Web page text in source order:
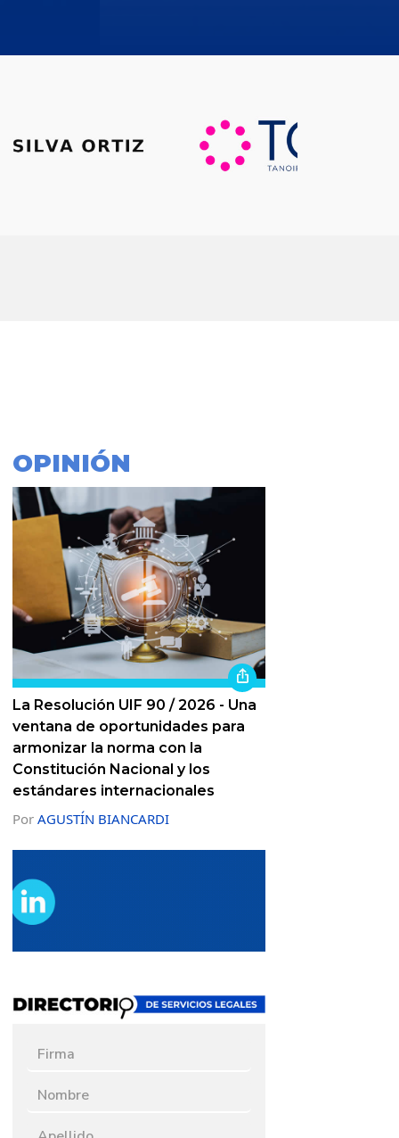
OPINIÓN
La Resolución UIF 90 / 2026 - Una
ventana de oportunidades para
armonizar la norma con la
Constitución Nacional y los
estándares internacionales
Por AGUSTÍN BIANCARDI